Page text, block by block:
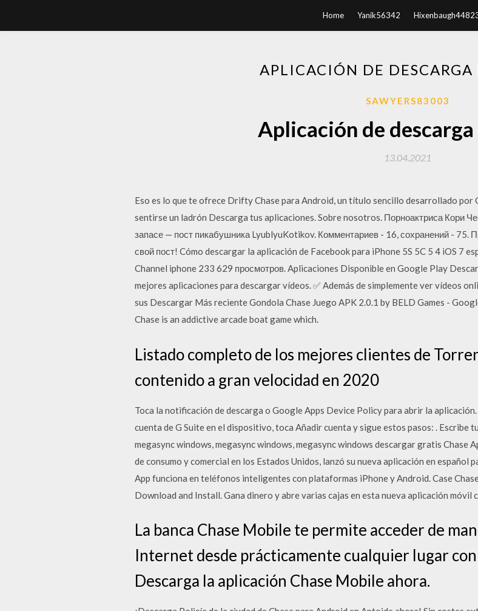
Home Yanik56342
APLICACIÓN DE DESCARGA
SAWYERS83003
Aplicación de descarga
13.04.2021
Eso es lo que te ofrece Drifty Chase para Android, un título sencillo desarrollado por
sentirse un ladrón Descarga tus aplicaciones. Sobre nosotros. Порноактриса Кори
запасе — пост пикабушника LyublyuKotikov. Комментариев - 16, сохранений - 75.
свой пост! Cómo descargar la aplicación de Facebook para iPhone 5S 5C 5 4 iOS 7
Channel iphone 233 629 просмотров. Aplicaciones Disponible en Google Play
mejores aplicaciones para descargar vídeos. ✅ Además de simplemente ver vídeos
sus Descargar Más reciente Gondola Chase Juego APK 2.0.1 by BELD Games -
Chase is an addictive arcade boat game which.
Listado completo de los mejores clientes de
contenido a gran velocidad en 2020
Toca la notificación de descarga o Google Apps Device Policy para abrir la
cuenta de G Suite en el dispositivo, toca Añadir cuenta y sigue estos pasos: . Escribe
megasync windows, megasync windows, megasync windows descargar gratis Chase
de consumo y comercial en los Estados Unidos, lanzó su nueva aplicación en
App funciona en teléfonos inteligentes con plataformas iPhone y Android. Case
Download and Install. Gana dinero y abre varias cajas en esta nueva aplicación móvil
La banca Chase Mobile te permite acceder de
Internet desde prácticamente cualquier lugar
Descarga la aplicación Chase Mobile ahora.